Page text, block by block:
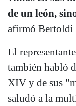
de un león,
afirmó Bertoldi
El
también habló
XIV y de sus
saludó a la